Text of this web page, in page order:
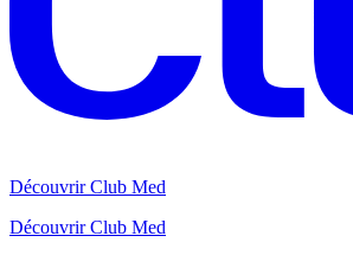
Découvrir Club Med
Découvrir Club Med